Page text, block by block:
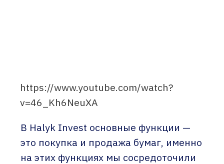
https://www.youtube.com/watch?
v=46_Kh6NeuXA
В Halyk Invest основные функции —
это покупка и продажа бумаг, именно
на этих функциях мы сосредоточили